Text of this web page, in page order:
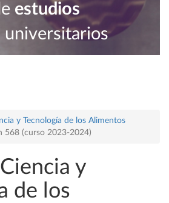
estudios
universitarios
y Tecnología de los Alimentos
568 (curso 2023-2024)
y
de los